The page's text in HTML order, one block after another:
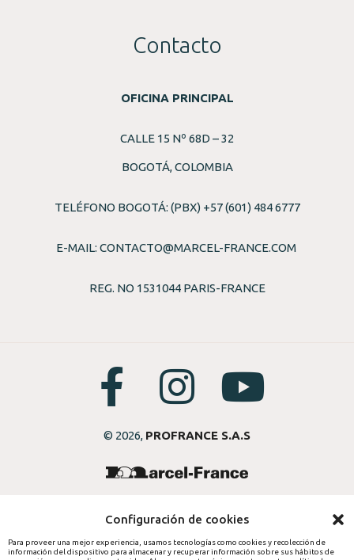
Configuración de cookies
Para proveer una mejor experiencia, usamos tecnologías como cookies y recolección de
información del dispositivo para almacenar y recuperar información sobre sus hábitos de
Contacto
OFICINA PRINCIPAL
CALLE 15 Nº 68D – 32
BOGOTÁ, COLOMBIA
TELÉFONO BOGOTÁ: (PBX) +57 (601) 484 6777
E-MAIL: CONTACTO@MARCEL-FRANCE.COM
REG. NO 1531044 PARIS-FRANCE
© 2026, PROFRANCE S.A.S